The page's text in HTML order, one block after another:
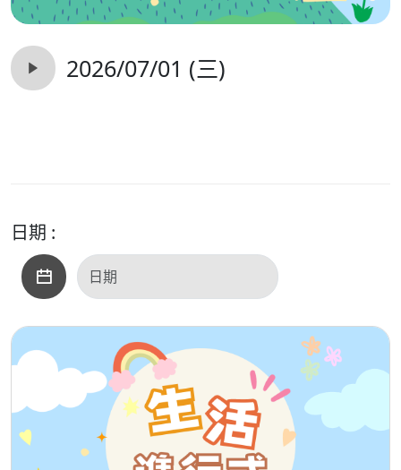
2026/07/01 (三)
日期 :